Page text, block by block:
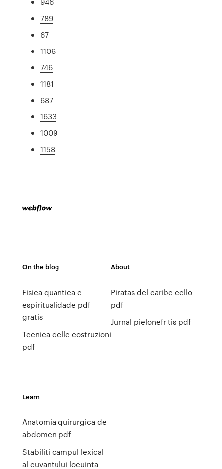
789
67
1106
746
1181
687
1633
1009
1158
On the blog
Fisica quantica e
espiritualidade pdf
gratis
Tecnica delle costruzioni
pdf
About
Piratas del caribe cello
pdf
Jurnal pielonefritis pdf
Learn
Anatomia quirurgica de
abdomen pdf
Stabiliti campul lexical
al cuvantului locuinta